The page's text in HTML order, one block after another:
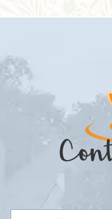
Inschrijven
Contact